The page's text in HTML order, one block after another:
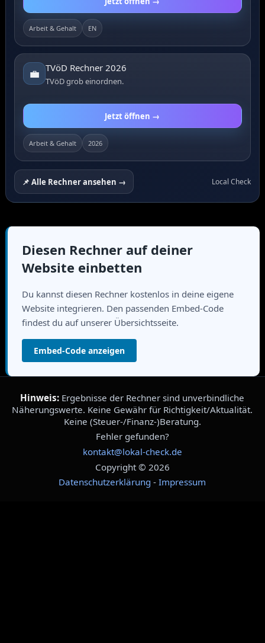
Arbeit & Gehalt EN
💼 TVöD Rechner 2026
TVöD grob einordnen.
Jetzt öffnen →
Arbeit & Gehalt 2026
📌 Alle Rechner ansehen → Local Check
Diesen Rechner auf deiner
Website einbetten
Du kannst diesen Rechner kostenlos in deine eigene
Website integrieren. Den passenden Embed-Code
findest du auf unserer Übersichtsseite.
Embed-Code anzeigen
Hinweis: Ergebnisse der Rechner sind unverbindliche
Näherungswerte. Keine Gewähr für Richtigkeit/Aktualität.
Keine (Steuer-/Finanz-)Beratung.
Fehler gefunden?
kontakt@lokal-check.de
Copyright © 2026
Datenschutzerklärung -Impressum